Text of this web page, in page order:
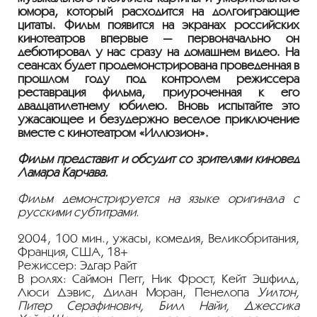
юмора, который расходится на долгоиграющие
цитаты. Фильм появится на экранах российских
кинотеатров впервые — первоначально он
дебютировал у нас сразу на домашнем видео. На
сеансах будет продемонстрирована проведенная в
прошлом году под контролем режиссера
реставрация фильма, приуроченная к его
двадцатилетнему юбилею. Вновь испытайте это
ужасающее и безудержно веселое приключение
вместе с кинотеатром «Иллюзион».
Фильм представит и обсудит со зрителями киновед
Ламара Карчава.
Фильм демонстрируется на языке оригинала с
русскими субтитрами.
2004, 100 мин., ужасы, комедия, Великобритания,
Франция, США, 18+
Режиссер: Эдгар Райт
В ролях: Саймон Пегг, Ник Фрост, Кейт Эшфилд,
Люси Дэвис, Дилан Моран, Пенелопа Уилтон,
Питер Серафинович, Билл Найи, Джессика